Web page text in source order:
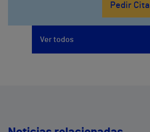
Pedir Cita
Ver todos